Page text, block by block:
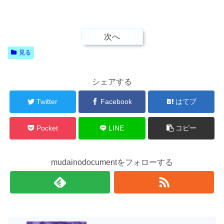
次へ
見る
シェアする
Twitter Facebook はてブ
Pocket LINE コピー
mudainodocumentをフォローする